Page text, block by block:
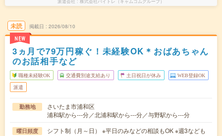
未読
NEW
掲載日 2026/08/10
3ヵ月で79万円稼ぐ！未経験OK＊おばあちゃん
のお話相手など
職種未経験OK 交通費別途支給あり 土日祝日が休み WEB登録OK
派遣
勤務地
さいたま市浦和区
浦和駅から---分／北浦和駅から---分／与野駅から---分
曜日頻度
シフト制（月～日） ※平日のみなどの相談もOK ※週3なども